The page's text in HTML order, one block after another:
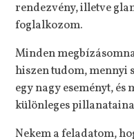
rendezvény, illetve
foglalkozom.
Minden
hiszen tudom, mennyi
egy nagy eseményt,
különleges
Nekem a feladatom,